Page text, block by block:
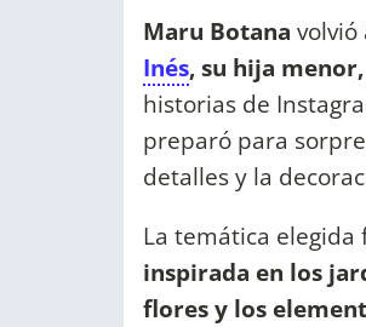
Maru Botana
Inés, su hija
historias de
preparó para
detalles y la
La temática elegida
inspirada en los
flores y los